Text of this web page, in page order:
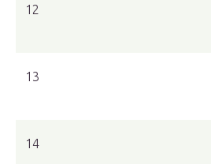
12
13
14